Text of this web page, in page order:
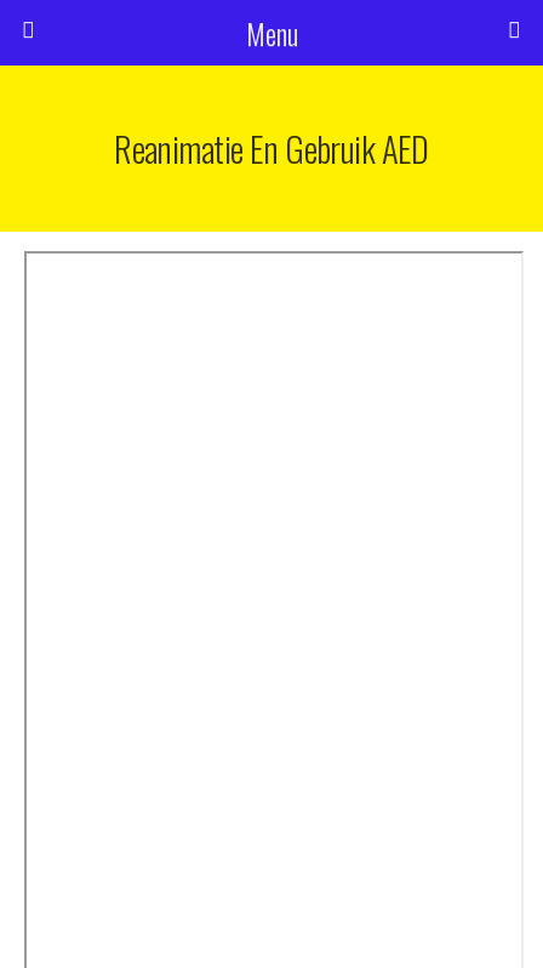
Menu
Reanimatie En Gebruik AED